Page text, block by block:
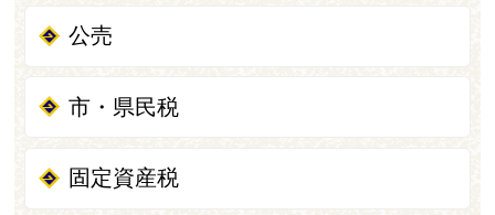
公売
市・県民税
固定資産税